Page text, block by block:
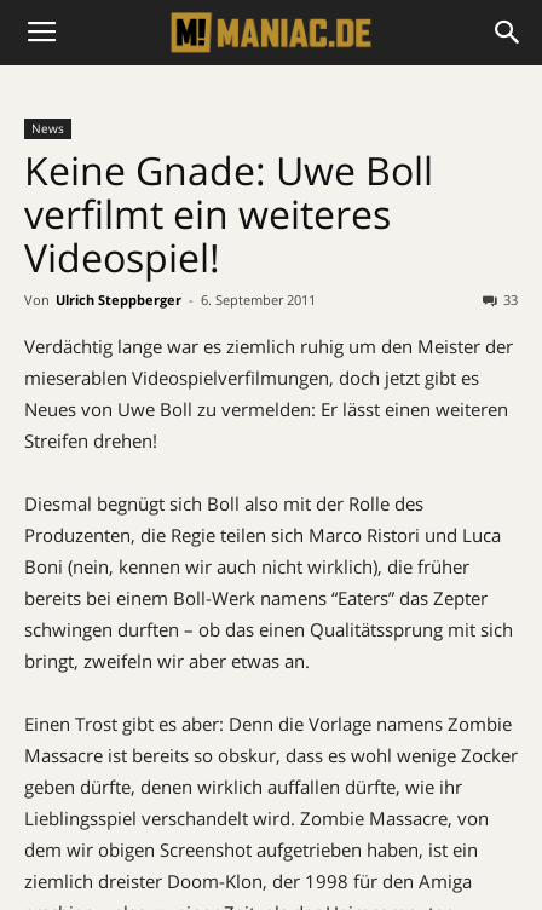
News
Keine Gnade: Uwe Boll
verfilmt ein weiteres
Videospiel!
Von Ulrich Steppberger - 6. September 2011 33
Verdächtig lange war es ziemlich ruhig um den Meister der
mieserablen Videospielverfilmungen, doch jetzt gibt es
Neues von Uwe Boll zu vermelden: Er lässt einen weiteren
Streifen drehen!
Diesmal begnügt sich Boll also mit der Rolle des
Produzenten, die Regie teilen sich Marco Ristori und Luca
Boni (nein, kennen wir auch nicht wirklich), die früher
bereits bei einem Boll-Werk namens “Eaters” das Zepter
schwingen durften – ob das einen Qualitätssprung mit sich
bringt, zweifeln wir aber etwas an.
Einen Trost gibt es aber: Denn die Vorlage namens Zombie
Massacre ist bereits so obskur, dass es wohl wenige Zocker
geben dürfte, denen wirklich auffallen dürfte, wie ihr
Lieblingsspiel verschandelt wird. Zombie Massacre, von
dem wir obigen Screenshot aufgetrieben haben, ist ein
ziemlich dreister Doom-Klon, der 1998 für den Amiga